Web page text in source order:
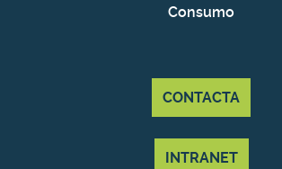
Consumo
CONTACTA
INTRANET